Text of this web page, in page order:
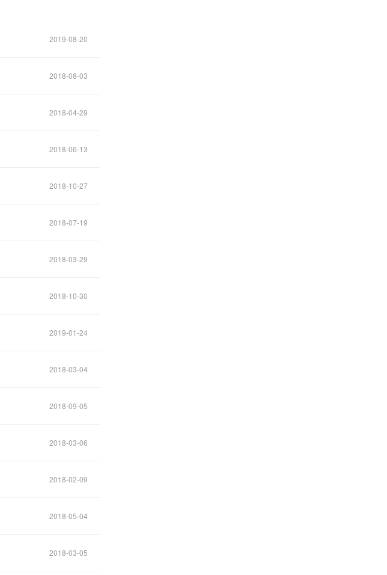
2019-08-20
2018-08-03
2018-04-29
2018-06-13
2018-10-27
2018-07-19
2018-03-29
2018-10-30
2019-01-24
2018-03-04
2018-09-05
2018-03-06
2018-02-09
2018-05-04
2018-03-05